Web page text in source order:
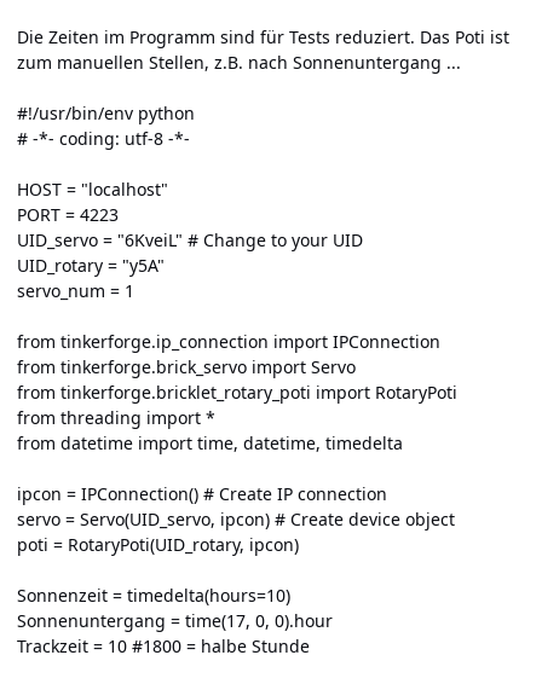
Die Zeiten im Programm sind für Tests reduziert. Das Poti ist
zum manuellen Stellen, z.B. nach Sonnenuntergang ...
#!/usr/bin/env python
# -*- coding: utf-8 -*-
HOST = "localhost"
PORT = 4223
UID_servo = "6KveiL" # Change to your UID
UID_rotary = "y5A"
servo_num = 1
from tinkerforge.ip_connection import IPConnection
from tinkerforge.brick_servo import Servo
from tinkerforge.bricklet_rotary_poti import RotaryPoti
from threading import *
from datetime import time, datetime, timedelta
ipcon = IPConnection() # Create IP connection
servo = Servo(UID_servo, ipcon) # Create device object
poti = RotaryPoti(UID_rotary, ipcon)
Sonnenzeit = timedelta(hours=10)
Sonnenuntergang = time(17, 0, 0).hour
Trackzeit = 10 #1800 = halbe Stunde